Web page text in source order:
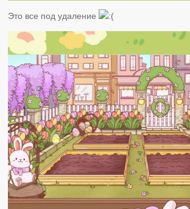
Это все под удаление